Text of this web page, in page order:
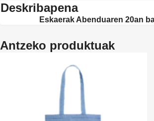
Deskribapena
Eskaerak Abenduaren 20an
Antzeko produktuak